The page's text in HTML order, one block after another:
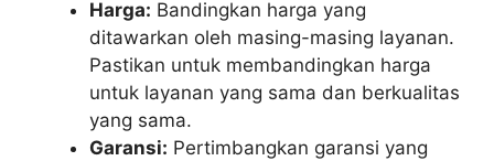
Harga: Bandingkan harga yang
ditawarkan oleh masing-masing layanan.
Pastikan untuk membandingkan harga
untuk layanan yang sama dan berkualitas
yang sama.
Garansi: Pertimbangkan garansi yang